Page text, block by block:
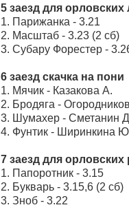
5 заезд для
1. Парижанка - 3.21
2. Масштаб - 3.23 (2 сб)
3. Субару Форестер -
6 заезд скачка на пони
1. Мячик - Казакова А.
2. Бродяга -
3. Шумахер - Сметанин
4. Фунтик - Ширинкина
7 заезд для орловских
1. Папоротник - 3.15
2. Букварь - 3.15,6 (2 сб)
3. Зноб - 3.22